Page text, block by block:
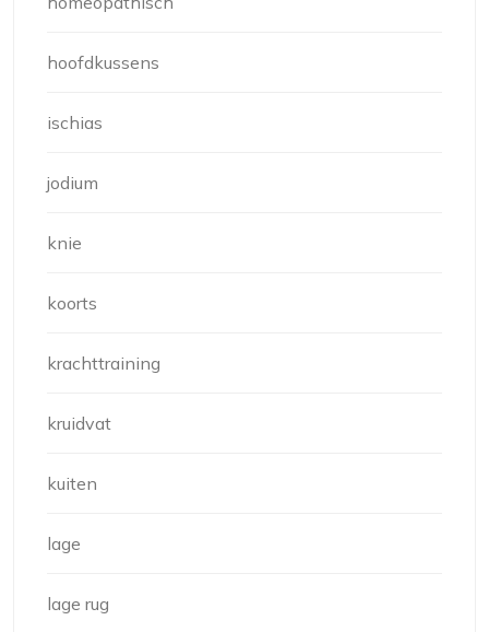
hoofdkussens
ischias
jodium
knie
koorts
krachttraining
kruidvat
kuiten
lage
lage rug